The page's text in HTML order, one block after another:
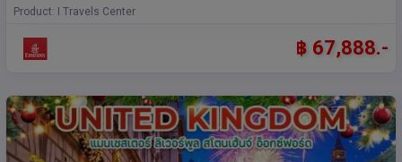
Product: I Travels Center
฿ 67,888.-